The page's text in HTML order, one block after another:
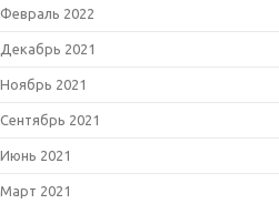
Февраль 2022
Декабрь 2021
Ноябрь 2021
Сентябрь 2021
Июнь 2021
Март 2021